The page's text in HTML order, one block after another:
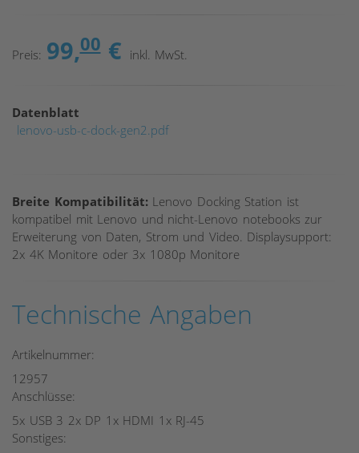
Preis: 99,00€ inkl. MwSt.
Datenblatt
lenovo-usb-c-dock-gen2.pdf
Breite Kompatibilität:Lenovo Docking Station ist
kompatibel mit Lenovo und nicht-Lenovo notebooks zur
Erweiterung von Daten, Strom und Video. Displaysupport:
2x 4K Monitore oder 3x 1080p Monitore
Technische Angaben
Artikelnummer:
12957
Anschlüsse:
5x USB 3 2x DP 1x HDMI 1x RJ-45
Sonstiges: